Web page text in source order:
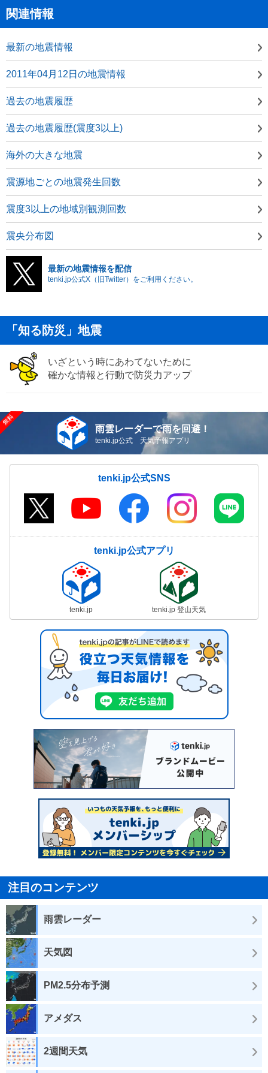
関連情報
最新の地震情報
2011年04月12日の地震情報
過去の地震履歴
過去の地震履歴(震度3以上)
海外の大きな地震
震源地ごとの地震発生回数
震度3以上の地域別観測回数
震央分布図
最新の地震情報を配信
tenki.jp公式X（旧Twitter）をご利用ください。
「知る防災」地震
いざという時にあわてないために
確かな情報と行動で防災力アップ
雨雲レーダーで雨を回避！
tenki.jp公式 天気予報アプリ
tenki.jp公式SNS
tenki.jp公式アプリ
tenki.jp tenki.jp 登山天気
注目のコンテンツ
雨雲レーダー
天気図
PM2.5分布予測
アメダス
2週間天気